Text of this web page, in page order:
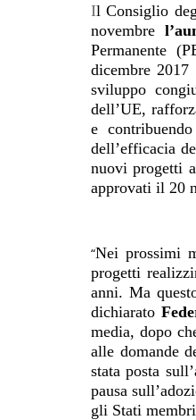
Il Consiglio
novembre
Permanente
dicembre
sviluppo
dell’UE,
e
dell’efficacia
nuovi progetti
approvati il 20
“Nei prossimi
progetti
anni. Ma
dichiarato
media, dopo
alle domande
stata posta
pausa
gli Stati